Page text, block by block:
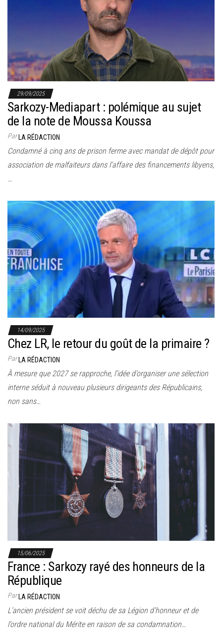
a
v
i
o
n
29/09/2025
Sarkozy-Mediapart : polémique au sujet
de la note de Moussa Koussa
ParLA RÉDACTION
Condamné à cinq ans de prison ferme avec mandat de dépôt pour
association de malfaiteurs dans l’affaire des financements libyens,
…
14/09/2025
Chez LR, le retour du goût de la primaire ?
ParLA RÉDACTION
À mesure que 2027 se rapproche, l’idée d’organiser une sélection
interne séduit à nouveau plusieurs dirigeants des Républicains,
non sans…
15/06/2025
France : Sarkozy rayé des honneurs de la
République
ParLA RÉDACTION
L’ancien président se voit déchu de sa Légion d’honneur et de
l’ordre national du Mérite en raison de sa condamnation…